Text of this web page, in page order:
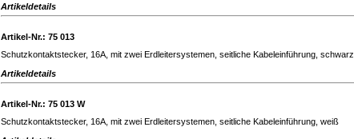
Artikeldetails
Artikel-Nr.: 75 013
Schutzkontaktstecker, 16A, mit zwei Erdleitersystemen, seitliche Kabeleinführung, schwarz
Artikeldetails
Artikel-Nr.: 75 013 W
Schutzkontaktstecker, 16A, mit zwei Erdleitersystemen, seitliche Kabeleinführung, weiß